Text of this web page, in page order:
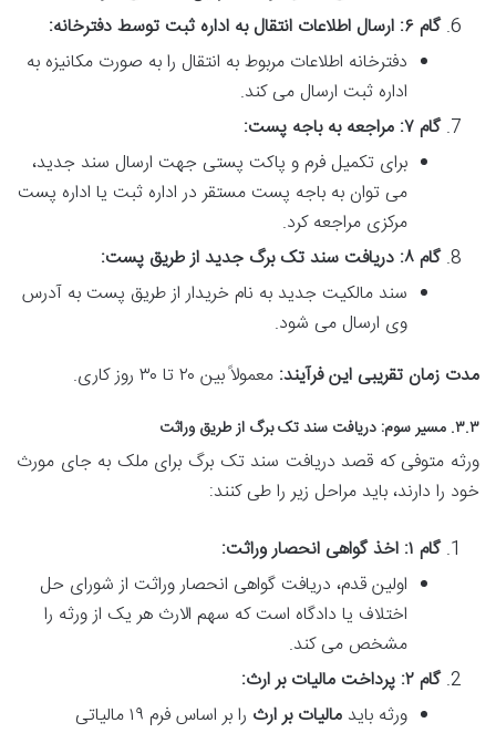
گام ۶: ارسال اطلاعات انتقال به اداره ثبت توسط دفترخانه:
دفترخانه اطلاعات مربوط به انتقال را به صورت مکانیزه به
اداره ثبت ارسال می کند.
گام ۷: مراجعه به باجه پست:
برای تکمیل فرم و پاکت پستی جهت ارسال سند جدید،
می توان به باجه پست مستقر در اداره ثبت یا اداره پست
مرکزی مراجعه کرد.
گام ۸: دریافت سند تک برگ جدید از طریق پست:
سند مالکیت جدید به نام خریدار از طریق پست به آدرس
وی ارسال می شود.
مدت زمان تقریبی این فرآیند: معمولاً بین ۲۰ تا ۳۰ روز کاری.
۳.۳. مسیر سوم: دریافت سند تک برگ از طریق وراثت
ورثه متوفی که قصد دریافت سند تک برگ برای ملک به جای مورث
خود را دارند، باید مراحل زیر را طی کنند:
گام ۱: اخذ گواهی انحصار وراثت:
اولین قدم، دریافت گواهی انحصار وراثت از شورای حل
اختلاف یا دادگاه است که سهم الارث هر یک از ورثه را
مشخص می کند.
گام ۲: پرداخت مالیات بر ارث:
ورثه باید مالیات بر ارث
را بر اساس فرم ۱۹ مالیاتی